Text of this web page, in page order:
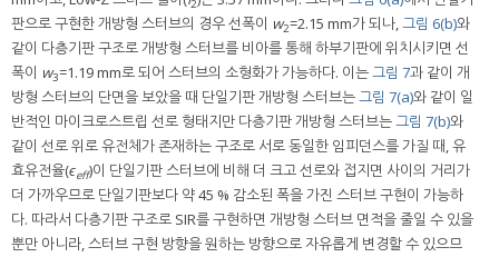
2
판으로 구현한 개방형 스터브의 경우 선폭이 w2=2.15 mm가 되나,그림 6(b)와
같이 다층기판 구조로 개방형 스터브를 비아를 통해 하부기판에 위치시키면 선
폭이 w3=1.19 mm로 되어 스터브의 소형화가 가능하다. 이는그림 7과 같이 개
방형 스터브의 단면을 보았을 때 단일기판 개방형 스터브는그림 7(a)와 같이 일
반적인 마이크로스트립 선로 형태지만 다층기판 개방형 스터브는그림 7(b)와
같이 선로 위로 유전체가 존재하는 구조로 서로 동일한 임피던스를 가질 때, 유
효유전율(ϵeff)이 단일기판 스터브에 비해 더 크고 선로와 접지면 사이의 거리가
더 가까우므로 단일기판보다 약 45 % 감소된 폭을 가진 스터브 구현이 가능하
다. 따라서 다층기판 구조로 SIR를 구현하면 개방형 스터브 면적을 줄일 수 있을
뿐만 아니라, 스터브 구현 방향을 원하는 방향으로 자유롭게 변경할 수 있으므